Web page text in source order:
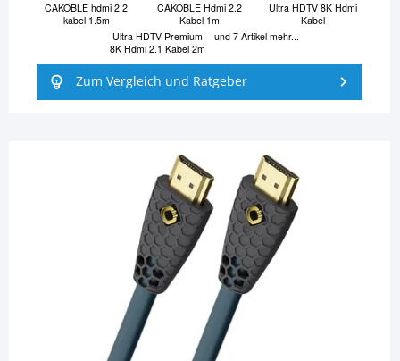
CAKOBLE hdmi 2.2
kabel 1.5m
CAKOBLE Hdmi 2.2
Kabel 1m
Ultra HDTV 8K Hdmi
Kabel
Ultra HDTV Premium
8K Hdmi 2.1 Kabel 2m
und 7 Artikel mehr...
Zum Vergleich und Ratgeber